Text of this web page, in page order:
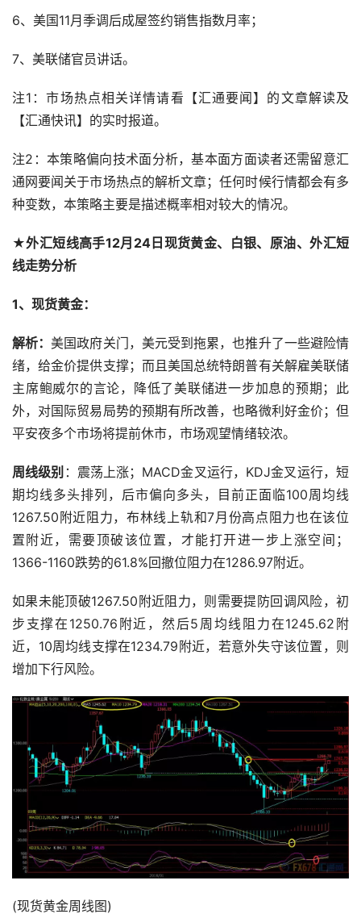
6、美国11月季调后成屋签约销售指数月率；
7、美联储官员讲话。
注1：市场热点相关详情请看【汇通要闻】的文章解读及
【汇通快讯】的实时报道。
注2：本策略偏向技术面分析，基本面方面读者还需留意汇
通网要闻关于市场热点的解析文章；任何时候行情都会有多
种变数，本策略主要是描述概率相对较大的情况。
★外汇短线高手12月24日现货黄金、白银、原油、外汇短
线走势分析
1、现货黄金：
解析： 美国政府关门，美元受到拖累，也推升了一些避险情
绪，给金价提供支撑；而且美国总统特朗普有关解雇美联储
主席鲍威尔的言论，降低了美联储进一步加息的预期；此
外，对国际贸易局势的预期有所改善，也略微利好金价；但
平安夜多个市场将提前休市，市场观望情绪较浓。
周线级别 ：震荡上涨；MACD金叉运行，KDJ金叉运行，短
期均线多头排列，后市偏向多头，目前正面临100周均线
1267.50附近阻力，布林线上轨和7月份高点阻力也在该位
置附近，需要顶破该位置，才能打开进一步上涨空间；
1366-1160跌势的61.8%回撤位阻力在1286.97附近。
如果未能顶破1267.50附近阻力，则需要提防回调风险，初
步支撑在1250.76附近，然后5周均线阻力在1245.62附
近，10周均线支撑在1234.79附近，若意外失守该位置，则
增加下行风险。
(现货黄金周线图)